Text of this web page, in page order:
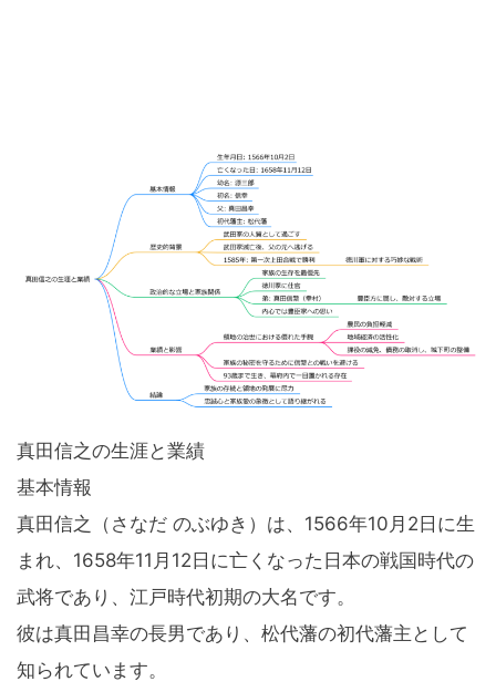
真田信之の生涯と業績
基本情報
真田信之（さなだ のぶゆき）は、1566年10月2日に生
まれ、1658年11月12日に亡くなった日本の戦国時代の
武将であり、江戸時代初期の大名です。
彼は真田昌幸の長男であり、松代藩の初代藩主として
知られています。